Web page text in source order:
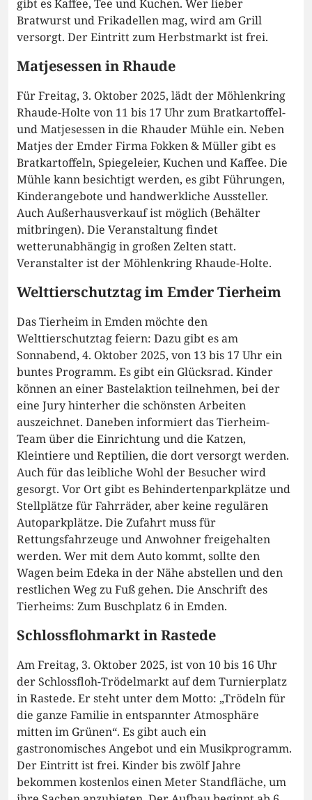
gibt es Kaffee, Tee und Kuchen. Wer lieber
Bratwurst und Frikadellen mag, wird am Grill
versorgt. Der Eintritt zum Herbstmarkt ist frei.
Matjesessen in Rhaude
Für Freitag, 3. Oktober 2025, lädt der Möhlenkring
Rhaude-Holte von 11 bis 17 Uhr zum Bratkartoffel-
und Matjesessen in die Rhauder Mühle ein. Neben
Matjes der Emder Firma Fokken & Müller gibt es
Bratkartoffeln, Spiegeleier, Kuchen und Kaffee. Die
Mühle kann besichtigt werden, es gibt Führungen,
Kinderangebote und handwerkliche Aussteller.
Auch Außerhausverkauf ist möglich (Behälter
mitbringen). Die Veranstaltung findet
wetterunabhängig in großen Zelten statt.
Veranstalter ist der Möhlenkring Rhaude-Holte.
Welttierschutztag im Emder Tierheim
Das Tierheim in Emden möchte den
Welttierschutztag feiern: Dazu gibt es am
Sonnabend, 4. Oktober 2025, von 13 bis 17 Uhr ein
buntes Programm. Es gibt ein Glücksrad. Kinder
können an einer Bastelaktion teilnehmen, bei der
eine Jury hinterher die schönsten Arbeiten
auszeichnet. Daneben informiert das Tierheim-
Team über die Einrichtung und die Katzen,
Kleintiere und Reptilien, die dort versorgt werden.
Auch für das leibliche Wohl der Besucher wird
gesorgt. Vor Ort gibt es Behindertenparkplätze und
Stellplätze für Fahrräder, aber keine regulären
Autoparkplätze. Die Zufahrt muss für
Rettungsfahrzeuge und Anwohner freigehalten
werden. Wer mit dem Auto kommt, sollte den
Wagen beim Edeka in der Nähe abstellen und den
restlichen Weg zu Fuß gehen. Die Anschrift des
Tierheims: Zum Buschplatz 6 in Emden.
Schlossflohmarkt in Rastede
Am Freitag, 3. Oktober 2025, ist von 10 bis 16 Uhr
der Schlossfloh-Trödelmarkt auf dem Turnierplatz
in Rastede. Er steht unter dem Motto: „Trödeln für
die ganze Familie in entspannter Atmosphäre
mitten im Grünen“. Es gibt auch ein
gastronomisches Angebot und ein Musikprogramm.
Der Eintritt ist frei. Kinder bis zwölf Jahre
bekommen kostenlos einen Meter Standfläche, um